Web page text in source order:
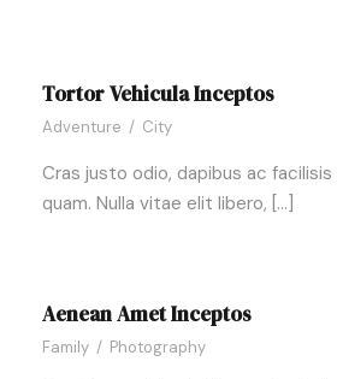
Tortor Vehicula Inceptos
Adventure / City
Cras justo odio, dapibus ac
quam. Nulla vitae elit libero, […]
Aenean Amet Inceptos
Family / Photography